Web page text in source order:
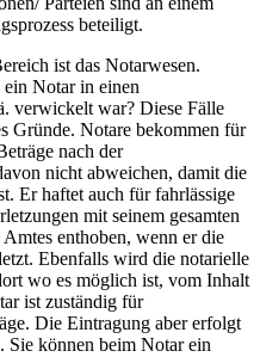
beteiligt.
ist das Notarwesen.
Notar in einen
verwickelt war? Diese Fälle
Gründe. Notare bekommen für
nach der
nicht abweichen, damit die
Er haftet auch für fahrlässige
mit seinem gesamten
enthoben, wenn er die
Ebenfalls wird die notarielle
wo es möglich ist, vom Inhalt
ist zuständig für
Die Eintragung aber erfolgt
Sie können beim Notar ein